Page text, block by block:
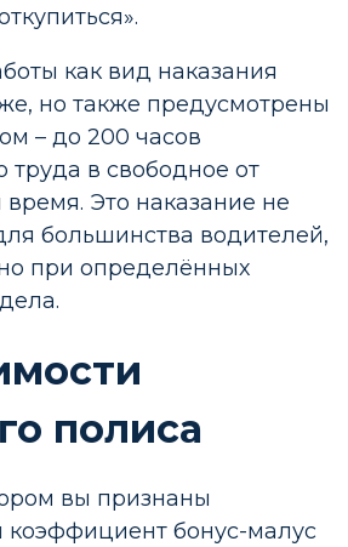
как вид наказания
но также предусмотрены
– до 200 часов
труда в свободное от
Это наказание не
большинства водителей,
при определённых
полиса
вы признаны
бонус-малус